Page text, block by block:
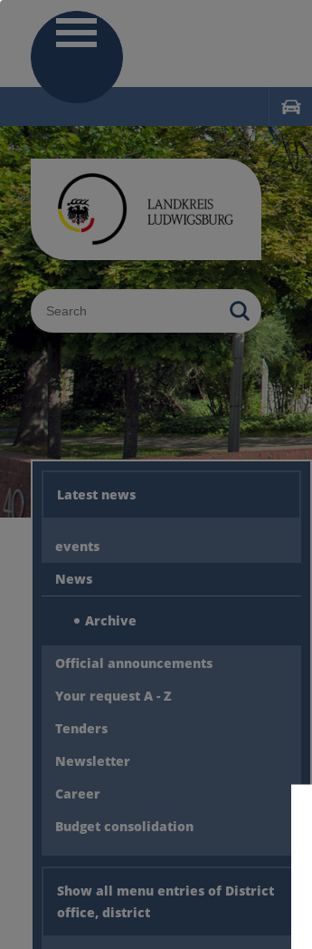
Sucheingabe
Latest news
events
News
Archive
Official announcements
Your request A - Z
Tenders
Newsletter
Career
Budget consolidation
Show all menu entries of District
office, district